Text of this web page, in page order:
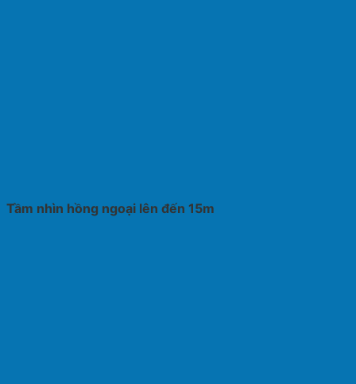
Tầm nhìn hồng ngoại lên đến 15m